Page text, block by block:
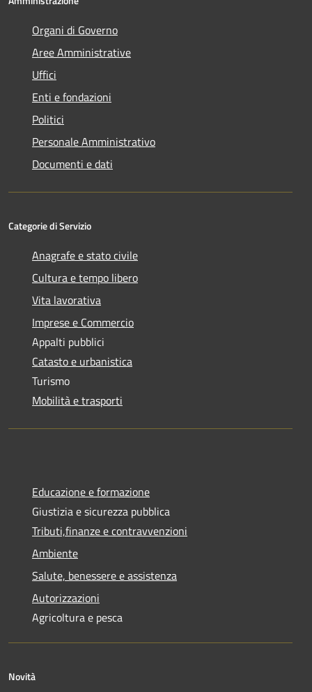
Organi di Governo
Aree Amministrative
Uffici
Enti e fondazioni
Politici
Personale Amministrativo
Documenti e dati
Categorie di Servizio
Anagrafe e stato civile
Cultura e tempo libero
Vita lavorativa
Imprese e Commercio
Appalti pubblici
Catasto e urbanistica
Turismo
Mobilità e trasporti
Educazione e formazione
Giustizia e sicurezza pubblica
Tributi,finanze e contravvenzioni
Ambiente
Salute, benessere e assistenza
Autorizzazioni
Agricoltura e pesca
Novità